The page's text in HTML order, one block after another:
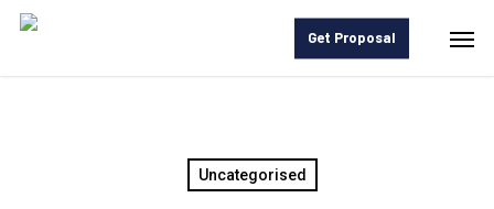
Skip
Get Proposal
Uncategorised